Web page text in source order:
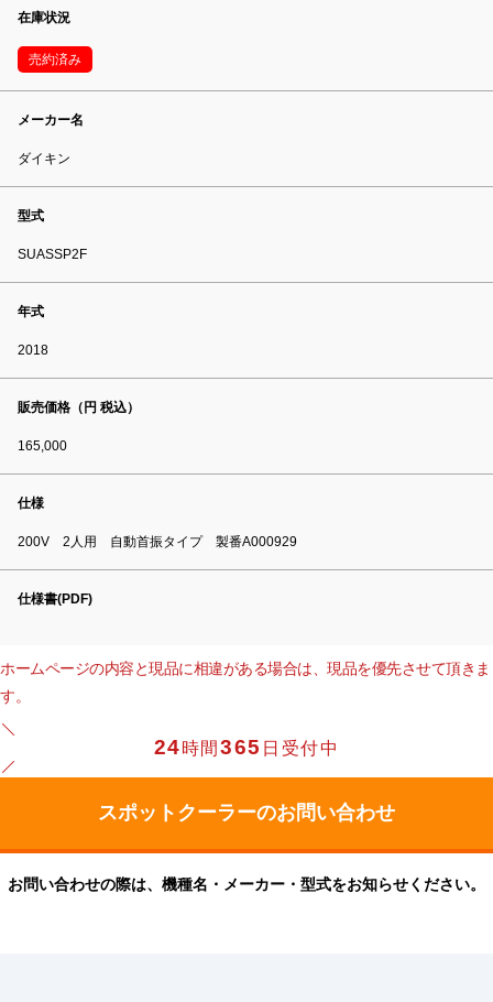
在庫状況
売約済み
メーカー名
ダイキン
型式
SUASSP2F
年式
2018
販売価格（円 税込）
165,000
仕様
200V 2人用 自動首振タイプ 製番A000929
仕様書(PDF)
ホームページの内容と現品に相違がある場合は、現品を優先させて頂きま
す。
24時間365 日受付中
お問い合わせの際は、機種名・メーカー・型式をお知らせください。